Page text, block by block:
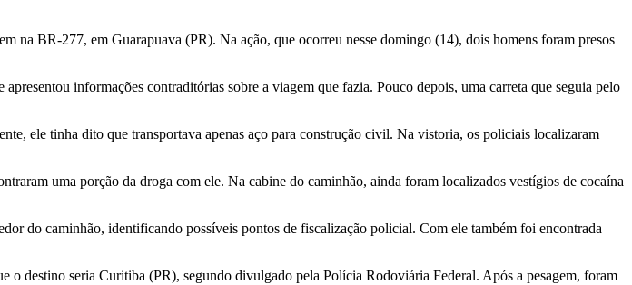
na BR-277, em Guarapuava (PR). Na ação, que ocorreu nesse domingo (14), dois homens foram presos
informações contraditórias sobre a viagem que fazia. Pouco depois, uma carreta que seguia pelo
ele tinha dito que transportava apenas aço para construção civil. Na vistoria, os policiais localizaram
uma porção da droga com ele. Na cabine do caminhão, ainda foram localizados vestígios de cocaína
do caminhão, identificando possíveis pontos de fiscalização policial. Com ele também foi encontrada
destino seria Curitiba (PR), segundo divulgado pela Polícia Rodoviária Federal. Após a pesagem, foram